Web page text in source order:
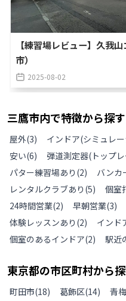
【練習場レビュー】久我
市）
2025-08-02
三鷹市内で特徴から探す
屋外(3) インドア(シミュレ
安い(6) 弾道測定器(トップ
パター練習場あり (2) バンカ
レンタルクラブあり (5) 個室
24時間営業(2) 早朝営業(3)
体験レッスンあり (2) インド
個室のあるインドア(2) 駅近
東京都の市区町村から
町田市(18) 葛飾区(14) 青